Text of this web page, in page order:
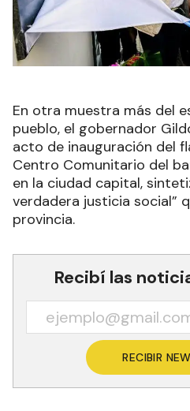
En otra muestra más del
pueblo, el gobernador
acto de inauguración del
Centro Comunitario del
en la ciudad capital,
verdadera justicia social”
provincia.
Recibí las
RECIBIR